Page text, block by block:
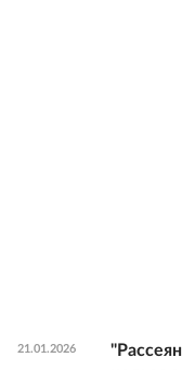
21.01.2026